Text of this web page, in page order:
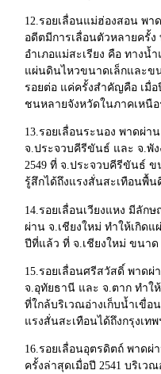
12.รอยเลื่อนแม่ฮ่องสอน พ
อดีตมีการเลื่อนตัวหลายครั้
อำเภอแม่สะเรียง คือ ทางน้
แผ่นดินไหวขนาดเล็กและข
รอยต่อ แค่ครั้งสำคัญคือ เมื่
ชนหลายจังหวัดในภาคเหนื
13.รอยเลื่อนระนอง พาดผ่า
จ.ประจวบคีรีขันธ์ และ จ.พั
2549 ที่ จ.ประจวบคีรีขันธ์
รู้สึกได้ถึงแรงสั่นสะเทือนพื้น
14.รอยเลื่อนเวียงแหง มีลัก
ผ่าน จ.เชียงใหม่ ทำให้เกิด
ปีที่แล้ว ที่ จ.เชียงใหม่ ขนาด
15.รอยเลื่อนศรีสวัสดิ์ พาด
จ.อุทัยธานี และ จ.ตาก ทำใ
ที่ใกล้บริเวณอ่างเก็บน้ำเขื่
แรงสั่นสะเทือนได้ถึงกรุงเทพ
16.รอยเลื่อนอุตรดิตถ์ พาดผ่
ครั้งล่าสุดเมื่อปี 2541 บริเว